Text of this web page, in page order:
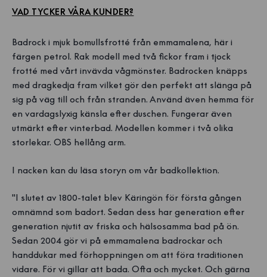
VAD TYCKER VÅRA KUNDER?
Badrock i mjuk bomullsfrotté från emmamalena, här i
färgen petrol. Rak modell med två fickor fram i tjock
frotté med vårt invävda vågmönster. Badrocken knäpps
med dragkedja fram vilket gör den perfekt att slänga på
sig på väg till och från stranden. Använd även hemma för
en vardagslyxig känsla efter duschen. Fungerar även
utmärkt efter vinterbad. Modellen kommer i två olika
storlekar. OBS hellång arm.
I nacken kan du läsa storyn om vår badkollektion.
"I slutet av 1800-talet blev Käringön för första gången
omnämnd som badort. Sedan dess har generation efter
generation njutit av friska och hälsosamma bad på ön.
Sedan 2004 gör vi på emmamalena badrockar och
handdukar med förhoppningen om att föra traditionen
vidare. För vi gillar att bada. Ofta och mycket. Och gärna